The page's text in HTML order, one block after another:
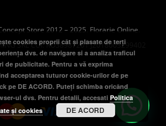
Store 2012 – 2025. Florarie Online.
SRL CUI: RO38987201 J2018003299402
cookies proprii cât și plasate de terți
dvs. de navigare si a analiza traficul
de publicitate. Pentru a vă exprima
acceptarea tuturor cookie-urilor de pe
pe DE ACORD. Puteți schimba oricând
ul dvs. Pentru detalii, accesatiPolitica
și cookies
DE ACORD